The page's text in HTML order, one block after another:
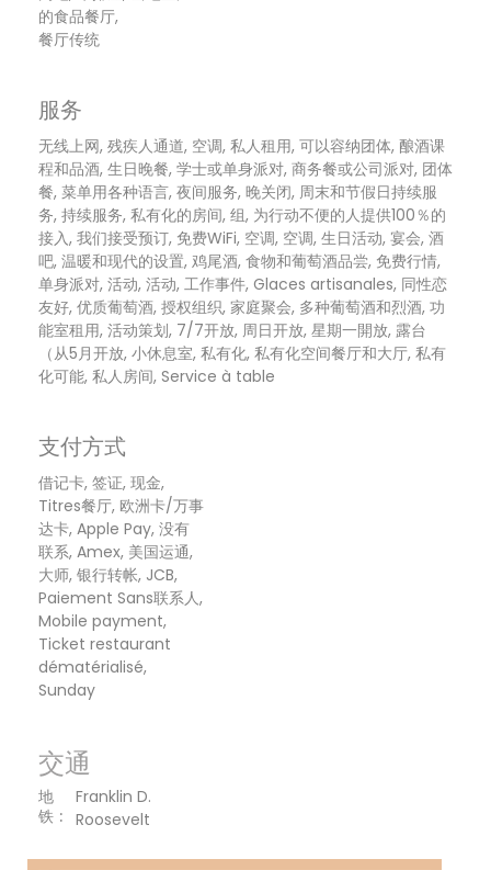
的食品餐厅,
餐厅传统
服务
无线上网, 残疾人通道, 空调, 私人租用, 可以容纳团体, 酿酒课
程和品酒, 生日晚餐, 学士或单身派对, 商务餐或公司派对, 团体
餐, 菜单用各种语言, 夜间服务, 晚关闭, 周末和节假日持续服
务, 持续服务, 私有化的房间, 组, 为行动不便的人提供100％的
接入, 我们接受预订, 免费WiFi, 空调, 空调, 生日活动, 宴会, 酒
吧, 温暖和现代的设置, 鸡尾酒, 食物和葡萄酒品尝, 免费行情,
单身派对, 活动, 活动, 工作事件, Glaces artisanales, 同性恋
友好, 优质葡萄酒, 授权组织, 家庭聚会, 多种葡萄酒和烈酒, 功
能室租用, 活动策划, 7/7开放, 周日开放, 星期一開放, 露台
（从5月开放, 小休息室, 私有化, 私有化空间餐厅和大厅, 私有
化可能, 私人房间, Service à table
支付方式
借记卡, 签证, 现金,
Titres餐厅, 欧洲卡/万事
达卡, Apple Pay, 没有
联系, Amex, 美国运通,
大师, 银行转帐, JCB,
Paiement Sans联系人,
Mobile payment,
Ticket restaurant
dématérialisé,
Sunday
交通
地
铁
Franklin D.
Roosevelt